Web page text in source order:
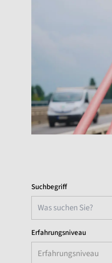
Suchbegriff
Erfahrungsniveau
Erfahrungsniveau